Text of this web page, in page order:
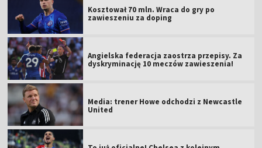
Kosztował 70 mln. Wraca do gry po
zawieszeniu za doping
Angielska federacja zaostrza przepisy. Za
dyskryminację 10 meczów zawieszenia!
Media: trener Howe odchodzi z Newcastle
United